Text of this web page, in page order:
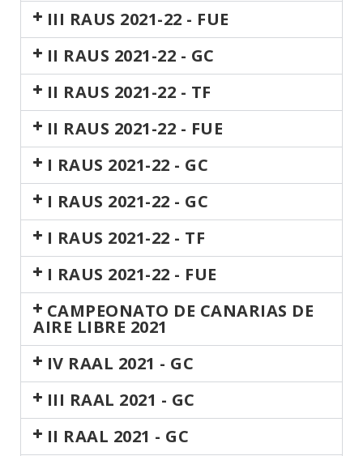
III RAUS 2021-22 - FUE
II RAUS 2021-22 - GC
II RAUS 2021-22 - TF
II RAUS 2021-22 - FUE
I RAUS 2021-22 - GC
I RAUS 2021-22 - GC
I RAUS 2021-22 - TF
I RAUS 2021-22 - FUE
CAMPEONATO DE CANARIAS DE
AIRE LIBRE 2021
IV RAAL 2021 - GC
III RAAL 2021 - GC
II RAAL 2021 - GC